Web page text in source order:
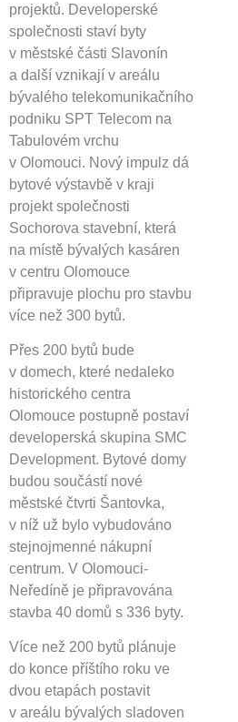
projektů. Developerské
společnosti staví byty
v městské části Slavonín
a další vznikají v areálu
bývalého telekomunikačního
podniku SPT Telecom na
Tabulovém vrchu
v Olomouci. Nový impulz dá
bytové výstavbě v kraji
projekt společnosti
Sochorova stavební, která
na místě bývalých kasáren
v centru Olomouce
připravuje plochu pro stavbu
více než 300 bytů.
Přes 200 bytů bude
v domech, které nedaleko
historického centra
Olomouce postupně postaví
developerská skupina SMC
Development. Bytové domy
budou součástí nové
městské čtvrti Šantovka,
v níž už bylo vybudováno
stejnojmenné nákupní
centrum. V Olomouci-
Neředíně je připravována
stavba 40 domů s 336 byty.
Více než 200 bytů plánuje
do konce příštího roku ve
dvou etapách postavit
v areálu bývalých sladoven